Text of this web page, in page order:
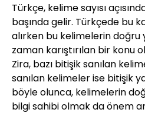
Türkçe, kelime sayısı
başında gelir. Türkçede bu
alırken bu kelimelerin doğru
zaman karıştırılan bir konu
Zira, bazı bitişik sanılan
sanılan kelimeler ise bitişik
böyle olunca, kelimelerin
bilgi sahibi olmak da önem